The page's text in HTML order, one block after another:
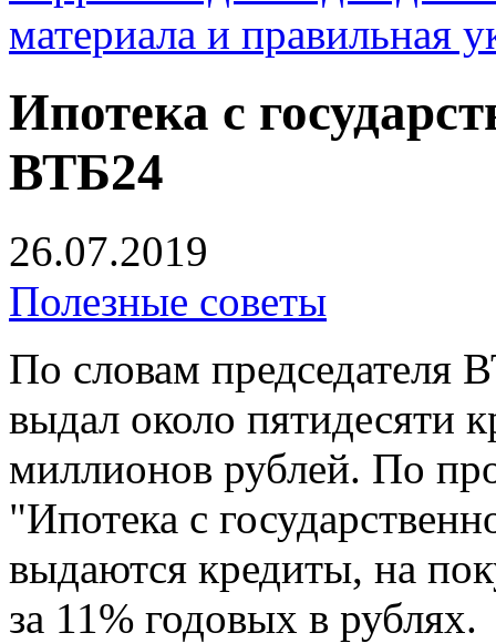
материала и правильная
Ипотека с
ВТБ24
26.07.2019
Полезные советы
По словам председателя
выдал около пятидесяти
миллионов рублей. По
"Ипотека с
выдаются кредиты, на
за 11% годовых в рублях.